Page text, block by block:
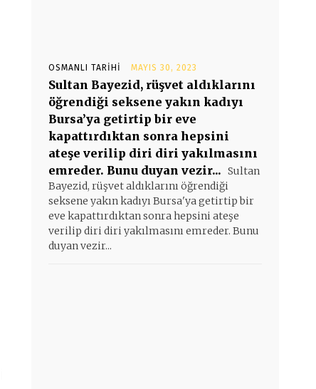
OSMANLI TARIHI MAYIS 30, 2023
Sultan Bayezid, rüşvet aldıklarını
öğrendiği seksene yakın kadıyı
Bursa’ya getirtip bir eve
kapattırdıktan sonra hepsini
ateşe verilip diri diri yakılmasını
emreder. Bunu duyan vezir... Sultan
Bayezid, rüşvet aldıklarını öğrendiği
seksene yakın kadıyı Bursa'ya getirtip bir
eve kapattırdıktan sonra hepsini ateşe
verilip diri diri yakılmasını emreder. Bunu
duyan vezir...